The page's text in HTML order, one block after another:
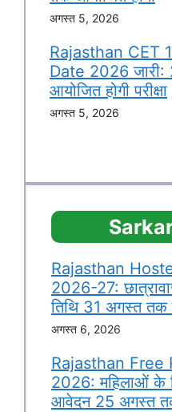
अगस्त 5, 2026
Rajasthan CET
Date 2026
आयोजित होगी परीक्षा
अगस्त 5, 2026
Rajasthan
2026-27:
तिथि 31 अगस्त तक
अगस्त 6, 2026
Rajasthan Free
2026: महिलाओं के
आवेदन 25 अगस्त